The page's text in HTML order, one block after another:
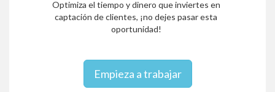
Optimiza el tiempo y dinero que inviertes en
captación de clientes, ¡no dejes pasar esta
oportunidad!
Empieza a trabajar